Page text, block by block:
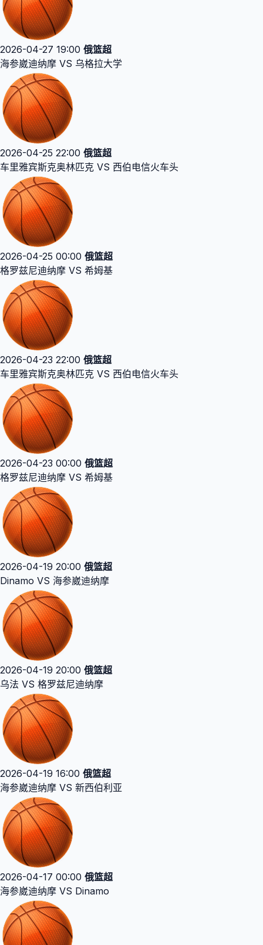
2026-04-27 19:00 俄篮超
海参崴迪纳摩 VS 乌格拉大学
2026-04-25 22:00 俄篮超
车里雅宾斯克奥林匹克 VS 西伯电信火车头
2026-04-25 00:00 俄篮超
格罗兹尼迪纳摩 VS 希姆基
2026-04-23 22:00 俄篮超
车里雅宾斯克奥林匹克 VS 西伯电信火车头
2026-04-23 00:00 俄篮超
格罗兹尼迪纳摩 VS 希姆基
2026-04-19 20:00 俄篮超
Dinamo VS 海参崴迪纳摩
2026-04-19 20:00 俄篮超
乌法 VS 格罗兹尼迪纳摩
2026-04-19 16:00 俄篮超
海参崴迪纳摩 VS 新西伯利亚
2026-04-17 00:00 俄篮超
海参崴迪纳摩 VS Dinamo